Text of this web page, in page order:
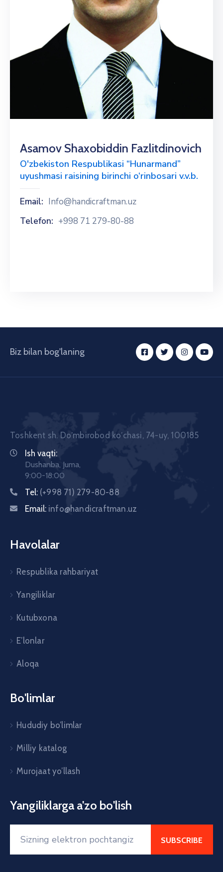
Asamov Shaxobiddin Fazlitdinovich
O'zbekiston Respublikasi “Hunarmand”
uyushmasi raisining birinchi o‘rinbosari v.v.b.
Email: Info@handicraftman.uz
Telefon: +998 71 279-80-88
Biz bilan bog'laning
Toshkent sh. Doʼmbirobod koʼchasi, 74-uy, 100185
Ish vaqti:
Dushanba, Juma,
9:00-18:00
Tel: (+998 71) 279-80-88
Email: info@handicraftman.uz
Havolalar
Respublika rahbariyat
Yangiliklar
Kutubxona
E’lonlar
Aloqa
Bo'limlar
Hududiy bo’limlar
Milliy katalog
Murojaat yo’llash
Yangiliklarga a'zo bo'lish